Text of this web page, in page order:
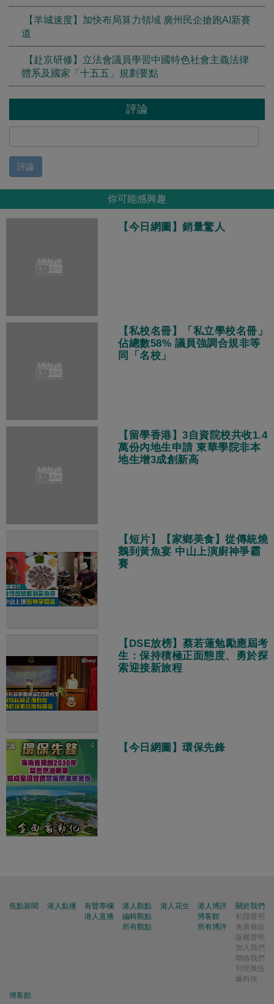
【羊城速度】加快布局算力領域 廣州民企搶跑AI新賽
道
【赴京研修】立法會議員學習中國特色社會主義法律
體系及國家「十五五」規劃要點
評論
評論
你可能感興趣
【今日網圖】銷量驚人
【私校名冊】「私立學校名冊」
佔總數58% 議員強調合規非等
同「名校」
【留學香港】3自資院校共收1.4
萬份內地生申請 東華學院非本
地生增3成創新高
【短片】【家鄉美食】從傳統燒
鵝到黃魚宴 中山上演廚神爭霸
賽
【DSE放榜】蔡若蓮勉勵應屆考
生：保持積極正面態度、勇於探
索迎接新旅程
【今日網圖】環保先鋒
焦點新聞 港人點播
有聲專欄
港人直播
港人觀點
編輯觀點
所有觀點
港人花生
港人博評
博客館
所有博評
關於我們
私隱聲明
免責條款
版權聲明
加入我們
聯絡我們
刊登廣告
爆料快
博客館